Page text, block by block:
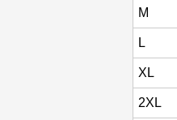
M
L
XL
2XL